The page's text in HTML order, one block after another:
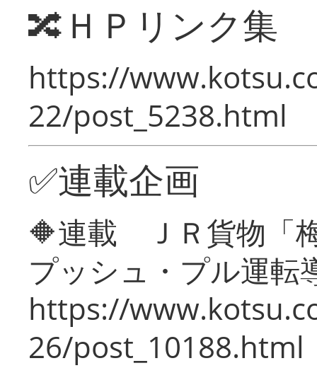
🔀ＨＰリンク集
https://
22/post_5238.html
✅連載企画
🔶連載 ＪＲ貨物「
プッシュ・プル運転
https://
26/post_10188.html